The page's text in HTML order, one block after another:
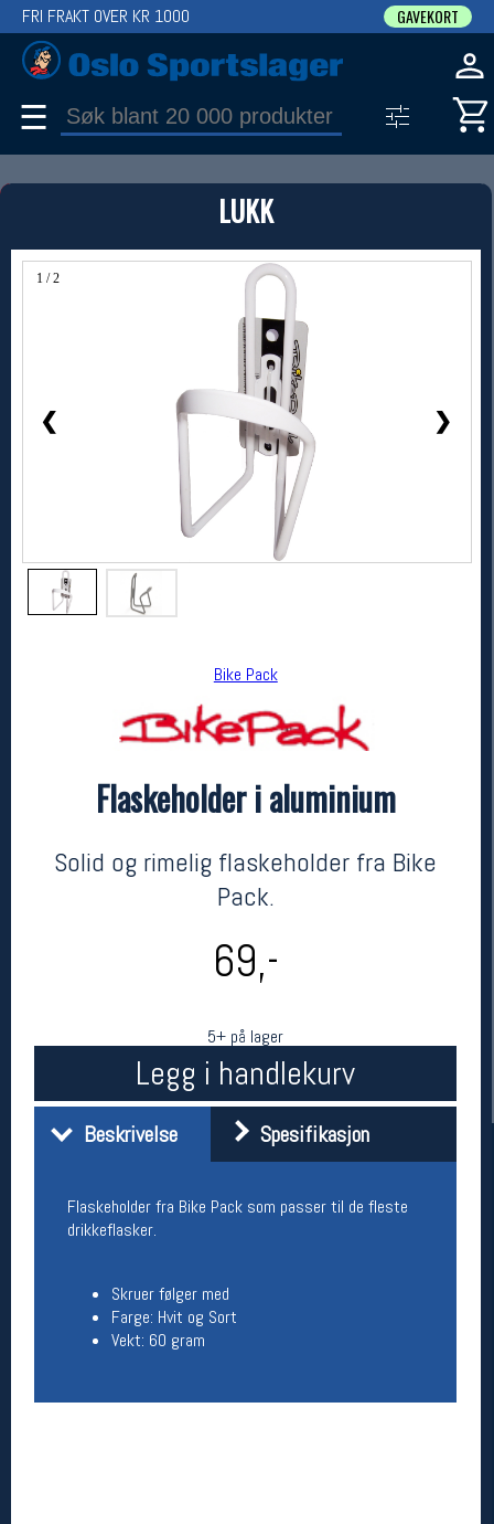
LUKK
1 / 2
❮ ❯
Bike Pack
Flaskeholder i aluminium
Solid og rimelig flaskeholder fra Bike
Pack.
69,-
5+ på lager
Legg i handlekurv
Beskrivelse Spesifikasjon
Flaskeholder fra Bike Pack som passer til de fleste
drikkeflasker.
Skruer følger med
Farge: Hvit og Sort
Vekt: 60 gram
FRI FRAKT OVER KR 1000 GAVEKORT
☰
PRODUKT
Produkter (1)
Bruk filter til å spisse søket
Bike Pack
kr 69
Oslo Sportslager
Torggata 20
0183 Oslo
Telefon: 23 32 62 00